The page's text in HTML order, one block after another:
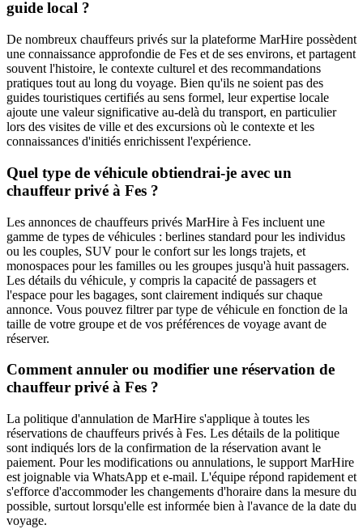
guide local ?
De nombreux chauffeurs privés sur la plateforme MarHire possèdent
une connaissance approfondie de Fes et de ses environs, et partagent
souvent l'histoire, le contexte culturel et des recommandations
pratiques tout au long du voyage. Bien qu'ils ne soient pas des
guides touristiques certifiés au sens formel, leur expertise locale
ajoute une valeur significative au-delà du transport, en particulier
lors des visites de ville et des excursions où le contexte et les
connaissances d'initiés enrichissent l'expérience.
Quel type de véhicule obtiendrai-je avec un
chauffeur privé à Fes ?
Les annonces de chauffeurs privés MarHire à Fes incluent une
gamme de types de véhicules : berlines standard pour les individus
ou les couples, SUV pour le confort sur les longs trajets, et
monospaces pour les familles ou les groupes jusqu'à huit passagers.
Les détails du véhicule, y compris la capacité de passagers et
l'espace pour les bagages, sont clairement indiqués sur chaque
annonce. Vous pouvez filtrer par type de véhicule en fonction de la
taille de votre groupe et de vos préférences de voyage avant de
réserver.
Comment annuler ou modifier une réservation de
chauffeur privé à Fes ?
La politique d'annulation de MarHire s'applique à toutes les
réservations de chauffeurs privés à Fes. Les détails de la politique
sont indiqués lors de la confirmation de la réservation avant le
paiement. Pour les modifications ou annulations, le support MarHire
est joignable via WhatsApp et e-mail. L'équipe répond rapidement et
s'efforce d'accommoder les changements d'horaire dans la mesure du
possible, surtout lorsqu'elle est informée bien à l'avance de la date du
voyage.